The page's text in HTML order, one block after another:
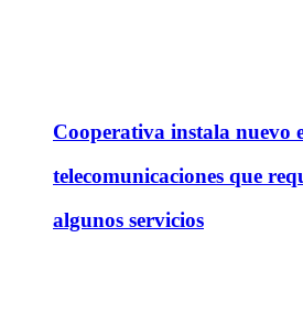
Cooperativa instala nuevo
telecomunicaciones que
algunos servicios